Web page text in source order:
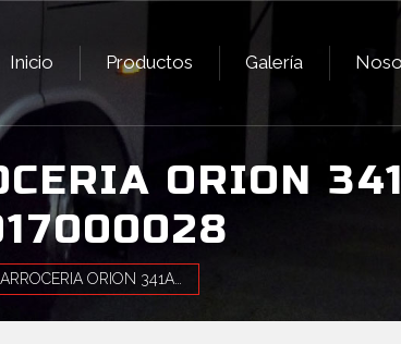
Inicio Productos Galería
ORION
ORION 341A…
Galería